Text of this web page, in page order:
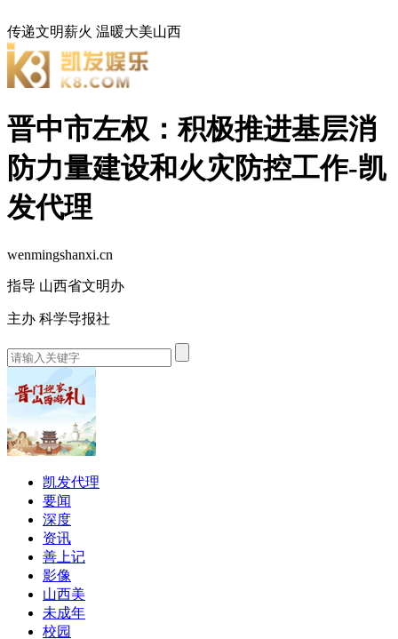
传递文明薪火 温暖大美山西
晋中市左权：积极推进基层消
防力量建设和火灾防控工作-凯
发代理
wenmingshanxi.cn
指导 山西省文明办
主办 科学导报社
凯发代理
要闻
深度
资讯
善上记
影像
山西美
未成年
校园